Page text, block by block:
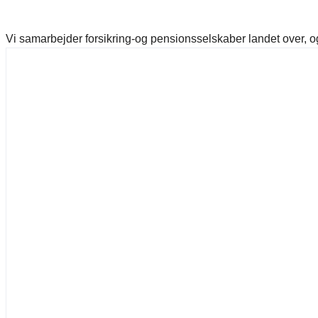
Vi samarbejder forsikring-og pensionsselskaber landet over,